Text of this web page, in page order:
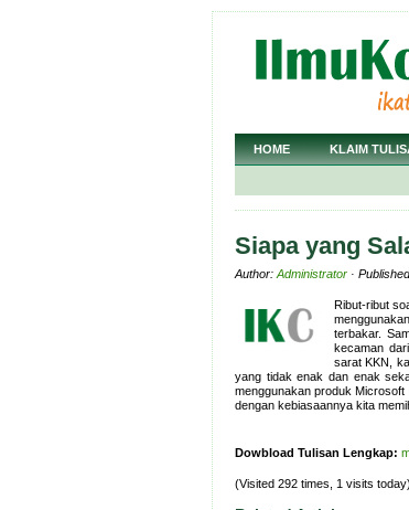
HOME KLAIM
Siapa yang
Author: Administrator ·
Ribut-ribut
terbakar.
kecaman
sarat KKN,
yang tidak enak dan enak
menggunakan produk
dengan kebiasaannya kita
Dowbload Tulisan Lengkap:
(Visited 292 times, 1 visits today)